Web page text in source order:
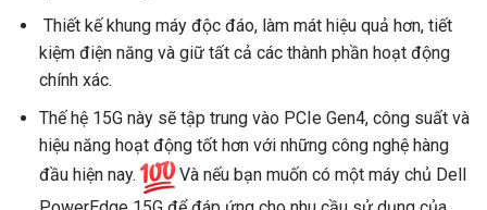
Thiết kế khung máy độc đáo, làm mát hiệu quả hơn, tiết
kiệm điện năng và giữ tất cả các thành phần hoạt động
chính xác.
Thế hệ 15G này sẽ tập trung vào PCIe Gen4, công suất và
hiệu năng hoạt động tốt hơn với những công nghệ hàng
đầu hiện nay.
Và nếu bạn muốn có một máy chủ Dell